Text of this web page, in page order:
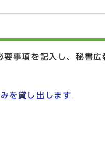
事項を記入し、秘書
を貸し出します